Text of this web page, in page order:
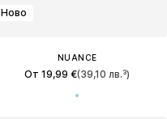
Ново
NUANCE
От 19,99 €(39,10 лв.³)